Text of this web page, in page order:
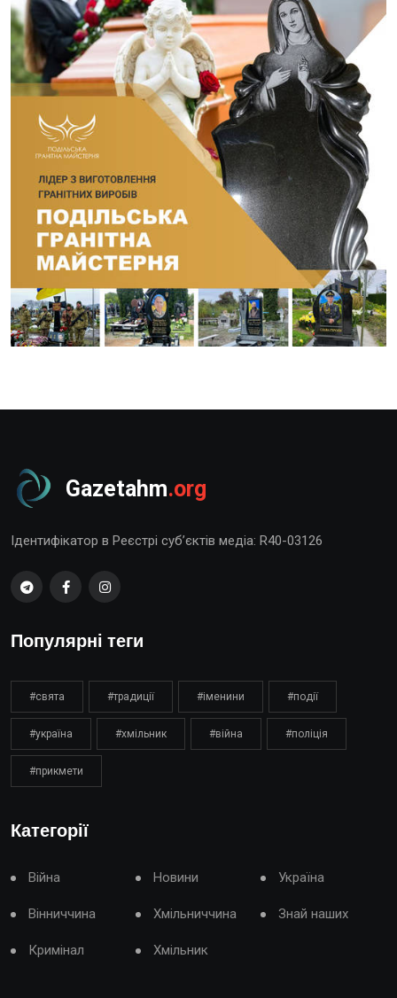
Gazetahm.org
Ідентифікатор в Реєстрі суб’єктів медіа: R40-03126
Популярні теги
#свята #традиції #іменини #події
#україна #хмільник #війна #поліція
#прикмети
Категорії
Війна Новини Україна
Вінниччина Хмільниччина Знай наших
Кримінал Хмільник